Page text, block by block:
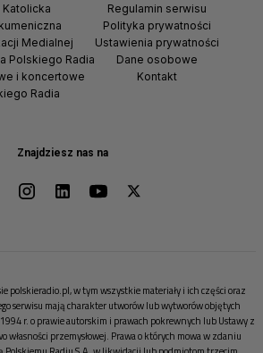
Znajdziesz nas na
Katolicka
Medialnej
Polskiego Radia
i koncertowe
Radia
Regulamin serwisu
Polityka prywatności
Ustawienia prywatności
Dane osobowe
Kontakt
polskieradio.pl, w tym wszystkie materiały i ich części oraz
serwisu mają charakter utworów lub wytworów objętych
r. o prawie autorskim i prawach pokrewnych lub Ustawy z
własności przemysłowej. Prawa o których mowa w zdaniu